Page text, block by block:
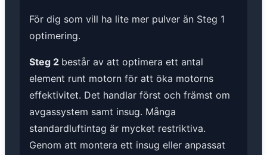
För dig som vill ha lite mer pulver än Steg 1
optimering.
Steg 2 består av att optimera ett antal
element runt motorn för att öka motorns
effektivitet. Det handlar först och främst om
avgassystem samt insug. Många
standardluftintag är mycket restriktiva.
Genom att montera ett insug eller anpassat